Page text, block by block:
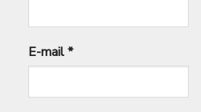
E-mail*